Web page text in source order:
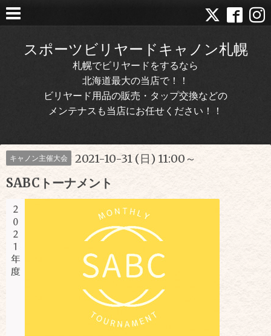
スポーツビリヤードキャノン札幌
札幌でビリヤードをするなら
北海道最大の当店で！！
ビリヤード用品の販売・タップ交換などの
メンテナスも当店にお任せください！！
キャノン主催大会 2021-10-31 (日) 11:00～
SABCトーナメント